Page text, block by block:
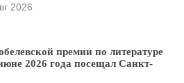
2026
премии по литературе
2026 года посещал Санкт-